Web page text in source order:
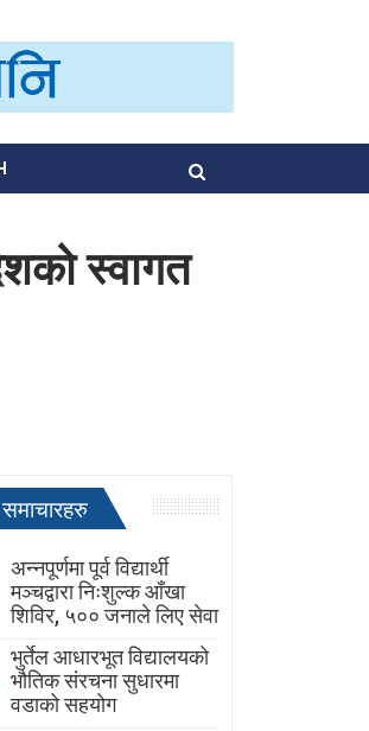
स्वागत
अन्नपूर्णमा पूर्व विद्यार्थी
मञ्चद्वारा निःशुल्क आँखा
शिविर, ५०० जनाले लिए सेवा
भुर्तेल आधारभूत विद्यालयको
भौतिक संरचना सुधारमा
वडाको सहयोग